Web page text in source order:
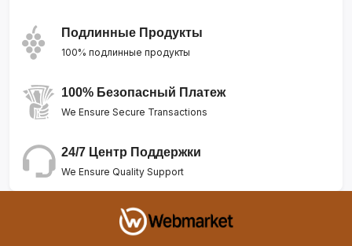
Подлинные Продукты
100% подлинные продукты
100% Безопасный Платеж
We Ensure Secure Transactions
24/7 Центр Поддержки
We Ensure Quality Support